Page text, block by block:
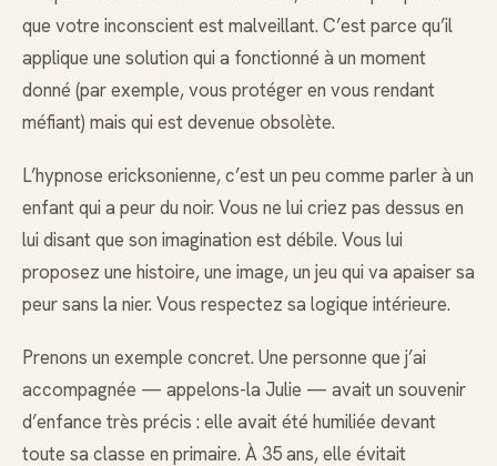
que votre inconscient est malveillant. C’est parce qu’il
applique une solution qui a fonctionné à un moment
donné (par exemple, vous protéger en vous rendant
méfiant) mais qui est devenue obsolète.
L’hypnose ericksonienne, c’est un peu comme parler à un
enfant qui a peur du noir. Vous ne lui criez pas dessus en
lui disant que son imagination est débile. Vous lui
proposez une histoire, une image, un jeu qui va apaiser sa
peur sans la nier. Vous respectez sa logique intérieure.
Prenons un exemple concret. Une personne que j’ai
accompagnée — appelons-la Julie — avait un souvenir
d’enfance très précis : elle avait été humiliée devant
toute sa classe en primaire. À 35 ans, elle évitait